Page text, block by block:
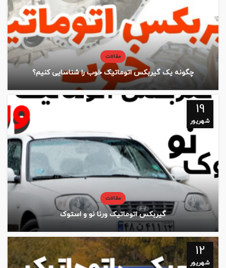
مقالات
چگونه یک گیربکس اتوماتیک خوب را شناسایی کنیم؟
19
شهریور
مقالات
گیربکس اتوماتیک ورنا نو و استوک
12
شهریور